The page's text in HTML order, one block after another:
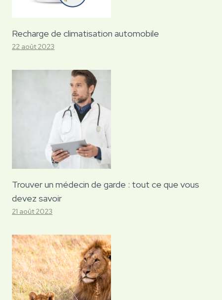
Recharge de climatisation automobile
22 août 2023
Trouver un médecin de garde : tout ce que vous
devez savoir
21 août 2023